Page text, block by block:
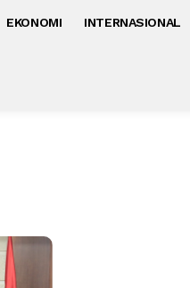
EKONOMI INTERNASIONAL